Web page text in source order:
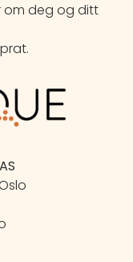
om deg og ditt